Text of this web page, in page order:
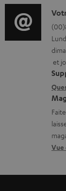
t
s
t
é
l
c
h
a
r
g
o
r
m
a
t
i
o
n
s
r
l
D
é
t
a
i
l
s
c
o
n
a
et
Vue